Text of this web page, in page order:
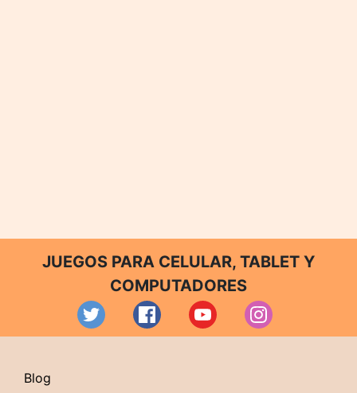
JUEGOS PARA CELULAR, TABLET Y
COMPUTADORES
Blog